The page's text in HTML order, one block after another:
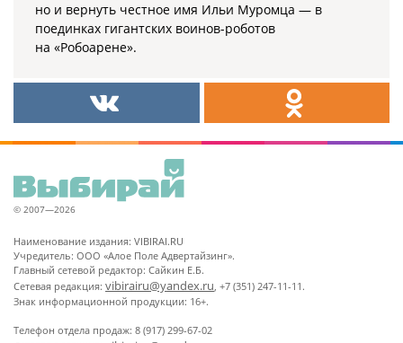
но и вернуть честное имя Ильи Муромца — в
поединках гигантских воинов-роботов
на «Робоарене».
© 2007—2026
Наименование издания: VIBIRAI.RU
Учредитель: ООО «Алое Поле Адвертайзинг».
Главный сетевой редактор: Сайкин Е.Б.
Сетевая редакция: vibirairu@yandex.ru, +7 (351) 247-11-11.
Знак информационной продукции: 16+.
Телефон отдела продаж: 8 (917) 299-67-02